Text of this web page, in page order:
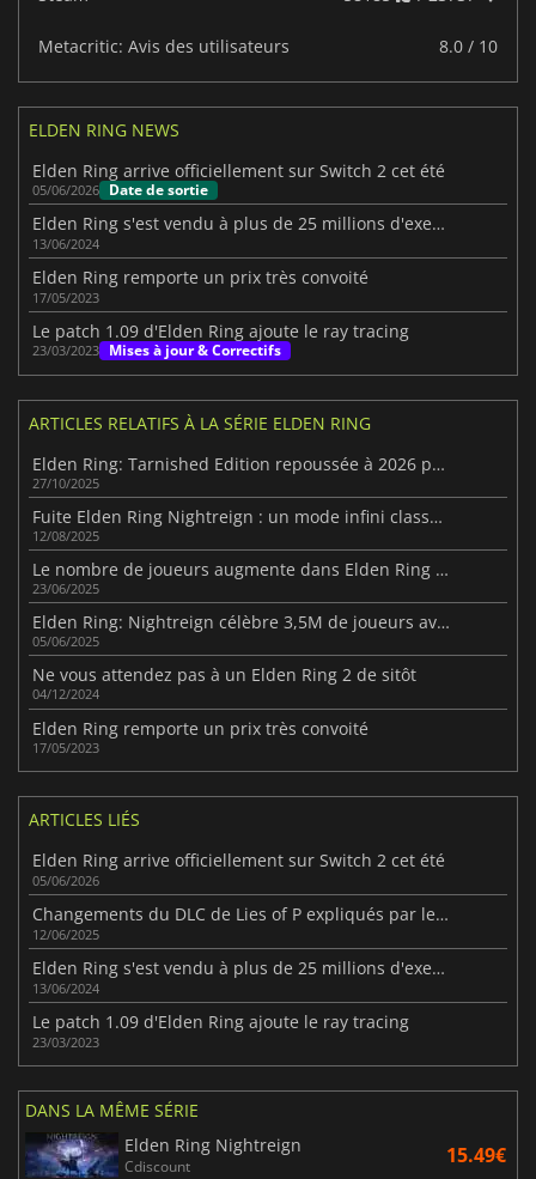
Metacritic: Avis des utilisateurs 8.0 / 10
ELDEN RING NEWS
Elden Ring arrive officiellement sur Switch 2 cet été
05/06/2026 Date de sortie
Elden Ring s'est vendu à plus de 25 millions d'exemplaires dans le monde.
13/06/2024
Elden Ring remporte un prix très convoité
17/05/2023
Le patch 1.09 d'Elden Ring ajoute le ray tracing
23/03/2023 Mises à jour & Correctifs
ARTICLES RELATIFS À LA SÉRIE ELDEN RING
Elden Ring: Tarnished Edition repoussée à 2026 pour optimisation
27/10/2025
Fuite Elden Ring Nightreign : un mode infini classé se dévoile
12/08/2025
Le nombre de joueurs augmente dans Elden Ring : Nightreign après la mise à jour du boss
23/06/2025
Elden Ring: Nightreign célèbre 3,5M de joueurs avec surprise
05/06/2025
Ne vous attendez pas à un Elden Ring 2 de sitôt
04/12/2024
Elden Ring remporte un prix très convoité
17/05/2023
ARTICLES LIÉS
Elden Ring arrive officiellement sur Switch 2 cet été
05/06/2026
Changements du DLC de Lies of P expliqués par le développeur
12/06/2025
Elden Ring s'est vendu à plus de 25 millions d'exemplaires dans le monde.
13/06/2024
Le patch 1.09 d'Elden Ring ajoute le ray tracing
23/03/2023
DANS LA MÊME SÉRIE
Elden Ring Nightreign
Cdiscount 15.49€